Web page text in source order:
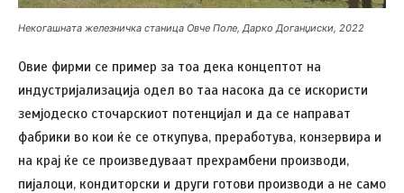
Некогашната железничка станица Овче Поле, Дарко Доганџиски, 2022
Овие фирми се пример за тоа дека концептот на
индустријализација одел во таа насока да се искористи
земјодеско сточарскиот потенцијал и да се направат
фабрики во кои ќе се откупува, преработува, конзервира и
на крај ќе се произведуваат прехрамбени производи,
пијалоци, кондиторски и други готови производи а не само